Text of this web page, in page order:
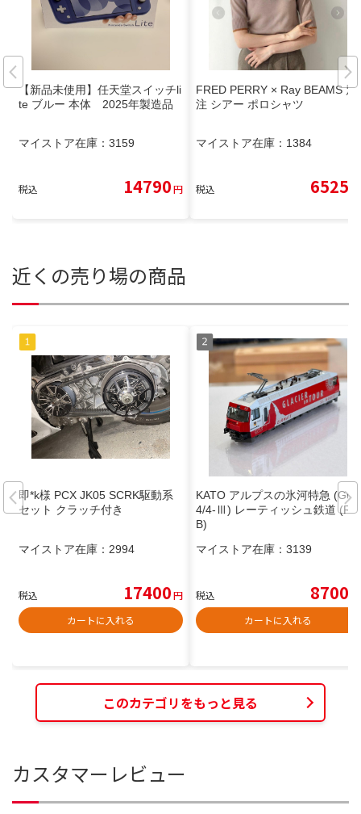
【新品未使用】任天堂スイッチli
te ブルー 本体 2025年製造品
マイストア在庫： 3159
税込 14790円
FRED PERRY × Ray BEAMS 別
注 シアー ポロシャツ
マイストア在庫： 1384
税込 6525
近くの売り場の商品
即*k様 PCX JK05 SCRK駆動系
セット クラッチ付き
マイストア在庫： 2994
税込 17400円
カートに入れる
KATO アルプスの氷河特急 (Ge
4/4-Ⅲ) レーティッシュ鉄道 (Rh
B)
マイストア在庫： 3139
税込 8700
カートに入れる
このカテゴリをもっと見る
カスタマーレビュー